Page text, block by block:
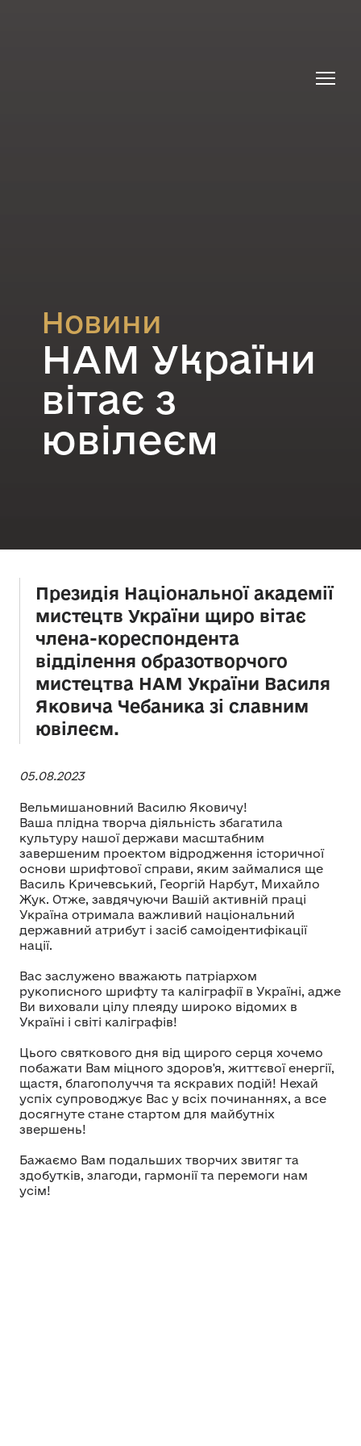
Новини
НАМ України
вітає з
ювілеєм
Президія Національної академії
мистецтв України щиро вітає
члена-кореспондента
відділення образотворчого
мистецтва НАМ України Василя
Яковича Чебаника зі славним
ювілеєм.
05.08.2023
Вельмишановний Василю Яковичу!
Ваша плідна творча діяльність збагатила
культуру нашої держави масштабним
завершеним проектом відродження історичної
основи шрифтової справи, яким займалися ще
Василь Кричевський, Георгій Нарбут, Михайло
Жук. Отже, завдячуючи Вашій активній праці
Україна отримала важливий національний
державний атрибут і засіб самоідентифікації
нації.
Вас заслужено вважають патріархом
рукописного шрифту та каліграфії в Україні, адже
Ви виховали цілу плеяду широко відомих в
Україні і світі каліграфів!
Цього святкового дня від щирого серця хочемо
побажати Вам міцного здоров'я, життєвої енергії,
щастя, благополуччя та яскравих подій! Нехай
успіх супроводжує Вас у всіх починаннях, а все
досягнуте стане стартом для майбутніх
звершень!
Бажаємо Вам подальших творчих звитяг та
здобутків, злагоди, гармонії та перемоги нам
усім!